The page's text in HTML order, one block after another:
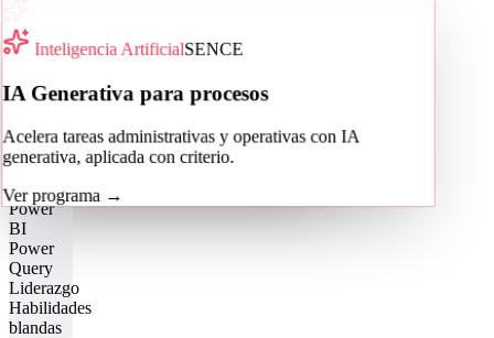
Inteligencia ArtificialSENCE
IA Generativa para procesos
Acelera tareas administrativas y operativas con IA
generativa, aplicada con criterio.
Ver programa →
Cotizar para mi equipo
Área
Excel Corporativo
De fórmulas y tablas dinámicas a la
automatización con macros y VBA.
Ver cursos→
Power
BI
Power
Query
Liderazgo
Habilidades
blandas